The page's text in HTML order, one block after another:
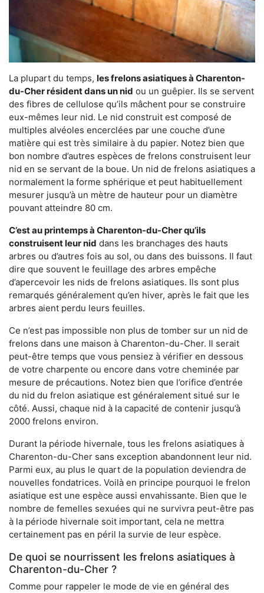
La plupart du temps, les frelons asiatiques à Charenton-
du-Cher résident dans un nid ou un guêpier. Ils se servent
des fibres de cellulose qu’ils mâchent pour se construire
eux-mêmes leur nid. Le nid construit est composé de
multiples alvéoles encerclées par une couche d’une
matière qui est très similaire à du papier. Notez bien que
bon nombre d’autres espèces de frelons construisent leur
nid en se servant de la boue. Un nid de frelons asiatiques a
normalement la forme sphérique et peut habituellement
mesurer jusqu’à un mètre de hauteur pour un diamètre
pouvant atteindre 80 cm.
C’est au printemps à Charenton-du-Cher qu’ils
construisent leur nid dans les branchages des hauts
arbres ou d’autres fois au sol, ou dans des buissons. Il faut
dire que souvent le feuillage des arbres empêche
d’apercevoir les nids de frelons asiatiques. Ils sont plus
remarqués généralement qu’en hiver, après le fait que les
arbres aient perdu leurs feuilles.
Ce n’est pas impossible non plus de tomber sur un nid de
frelons dans une maison à Charenton-du-Cher. Il serait
peut-être temps que vous pensiez à vérifier en dessous
de votre charpente ou encore dans votre cheminée par
mesure de précautions. Notez bien que l’orifice d’entrée
du nid du frelon asiatique est généralement situé sur le
côté. Aussi, chaque nid à la capacité de contenir jusqu’à
2000 frelons environ.
Durant la période hivernale, tous les frelons asiatiques à
Charenton-du-Cher sans exception abandonnent leur nid.
Parmi eux, au plus le quart de la population deviendra de
nouvelles fondatrices. Voilà en principe pourquoi le frelon
asiatique est une espèce aussi envahissante. Bien que le
nombre de femelles sexuées qui ne survivra peut-être pas
à la période hivernale soit important, cela ne mettra
certainement pas en péril la survie de leur espèce.
De quoi se nourrissent les frelons asiatiques à
Charenton-du-Cher ?
Comme pour rappeler le mode de vie en général des